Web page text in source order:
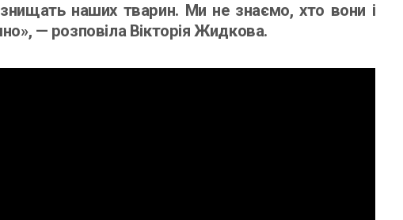
наших тварин. Ми не знаємо, хто вони і
— розповіла Вікторія Жидкова.